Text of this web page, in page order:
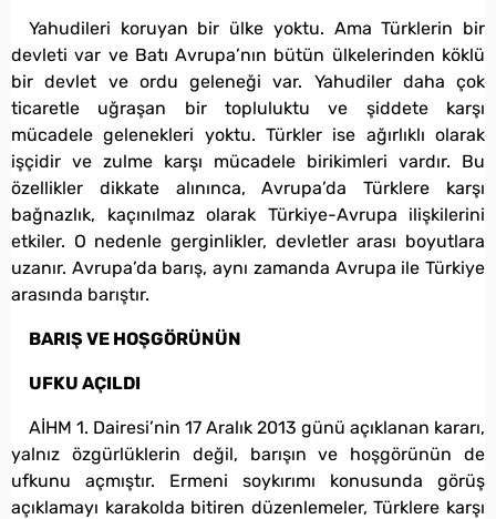
Yahudileri koruyan bir ülke yoktu. Ama Türklerin bir
devleti var ve Batı Avrupa’nın bütün ülkelerinden köklü
bir devlet ve ordu geleneği var. Yahudiler daha çok
ticaretle uğraşan bir topluluktu ve şiddete karşı
mücadele gelenekleri yoktu. Türkler ise ağırlıklı olarak
işçidir ve zulme karşı mücadele birikimleri vardır. Bu
özellikler dikkate alınınca, Avrupa’da Türklere karşı
bağnazlık, kaçınılmaz olarak Türkiye-Avrupa ilişkilerini
etkiler. O nedenle gerginlikler, devletler arası boyutlara
uzanır. Avrupa’da barış, aynı zamanda Avrupa ile Türkiye
arasında barıştır.
BARIŞ VE HOŞGÖRÜNÜN
UFKU AÇILDI
AİHM 1. Dairesi’nin 17 Aralık 2013 günü açıklanan kararı,
yalnız özgürlüklerin değil, barışın ve hoşgörünün de
ufkunu açmıştır. Ermeni soykırımı konusunda görüş
açıklamayı karakolda bitiren düzenlemeler, Türklere karşı